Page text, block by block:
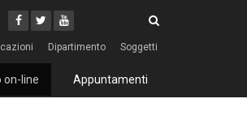
Facebook
Twitter
Youtube
Dipartimento Soggetti
on-line Appuntamenti